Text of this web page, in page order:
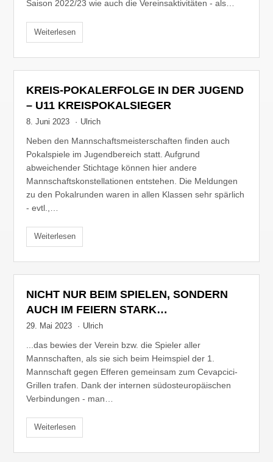
Saison 2022/23 wie auch die Vereinsaktivitäten - als…
Weiterlesen
KREIS-POKALERFOLGE IN DER JUGEND
– U11 KREISPOKALSIEGER
8. Juni 2023 · Ulrich
Neben den Mannschaftsmeisterschaften finden auch
Pokalspiele im Jugendbereich statt. Aufgrund
abweichender Stichtage können hier andere
Mannschaftskonstellationen entstehen. Die Meldungen
zu den Pokalrunden waren in allen Klassen sehr spärlich
- evtl.,…
Weiterlesen
NICHT NUR BEIM SPIELEN, SONDERN
AUCH IM FEIERN STARK…
29. Mai 2023 · Ulrich
...das bewies der Verein bzw. die Spieler aller
Mannschaften, als sie sich beim Heimspiel der 1.
Mannschaft gegen Efferen gemeinsam zum Cevapcici-
Grillen trafen. Dank der internen südosteuropäischen
Verbindungen - man…
Weiterlesen